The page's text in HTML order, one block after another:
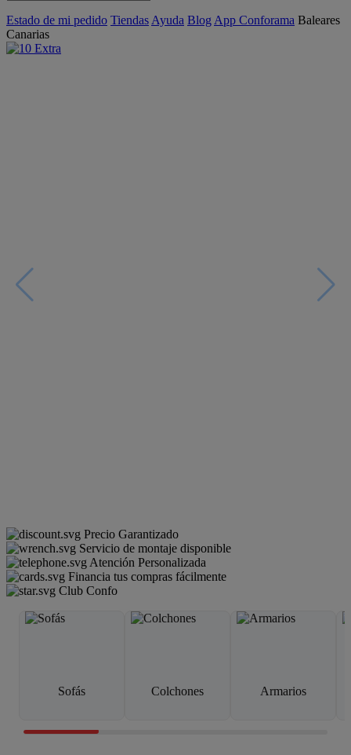
Estado de mi pedido Tiendas Ayuda Blog App Conforama Baleares
Canarias
Precio Garantizado
Servicio de montaje disponible
Atención Personalizada
Financia tus compras fácilmente
Club Confo
Sofás Colchones Armarios